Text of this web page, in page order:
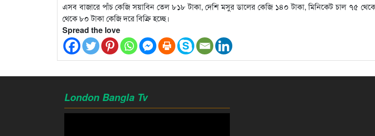
এসব বাজারে পাঁচ কেজি সয়াবিন তেল ৮১৮ টাকা, দেশি মসুর ডালের কেজি ১৪০ টাকা, মিনিকেট চাল ৭৫
থেকে ৮০ টাকা কেজি দরে বিক্রি হচ্ছে।
Spread the love
London Bangla Tv